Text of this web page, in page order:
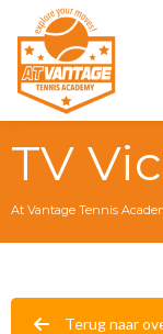
TV
At Vantage Tennis
Terug naar